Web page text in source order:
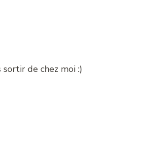
de chez moi :)